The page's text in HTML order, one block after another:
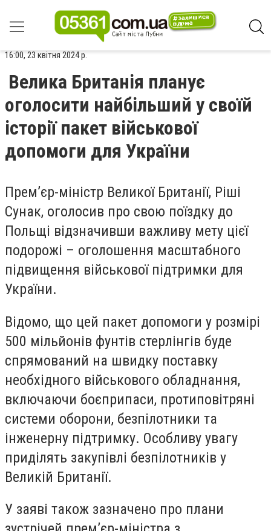
16:00, 23 квітня 2024 р.
Велика Британія планує
оголосити найбільший у своїй
історії пакет військової
допомоги для України
Прем’єр-міністр Великої Британії, Ріші
Сунак, оголосив про свою поїздку до
Польщі відзначивши важливу мету цієї
подорожі – оголошення масштабного
підвищення військової підтримки для
України.
Відомо, що цей пакет допомоги у розмірі
500 мільйонів фунтів стерлінгів буде
спрямований на швидку поставку
необхідного військового обладнання,
включаючи боєприпаси, протиповітряні
системи оборони, безпілотники та
інженерну підтримку. Особливу увагу
приділять закупівлі безпілотників у
Великій Британії.
У заяві також зазначено про плани